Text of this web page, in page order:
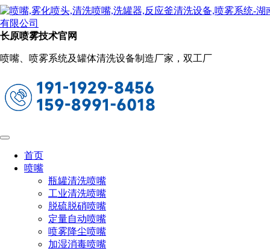
长原喷雾技术官网
喷嘴、喷雾系统及罐体清洗设备制造厂家，双工厂
首页
喷嘴
瓶罐清洗喷嘴
工业清洗喷嘴
脱硫脱硝喷嘴
定量自动喷嘴
喷雾降尘喷嘴
加湿消毒喷嘴
新闻动态
当前位置：
反应釜清洗的必要性有哪些（清洗流程、
2024-01-29 09:59:57 阅读量：1708
要的设备，用于进行各种化学反应和生物发酵。由于反应釜内
重要。本文将详细探讨反应釜清洗的必要性、清洗原理、清洗
流程、清洗效果评估以及注意事项。
反应釜清洗的必要性在于，反应釜内物质的复杂性和高温高压
的操作环境容易造成设备污染和腐蚀，长期积累的残留物可能
会影响反应的进行，甚至引发安全事故。因此，定期清洗反应
釜是十分必要的。为了确保反应釜清洗效果良好，需要对清洗
后的设备进行效果评估，具体可从以下几个方面进行：